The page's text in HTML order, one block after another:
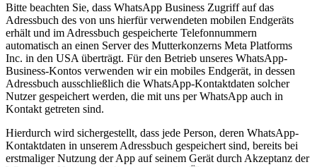
Bitte beachten Sie, dass WhatsApp Business Zugriff auf das
Adressbuch des von uns hierfür verwendeten mobilen Endgeräts
erhält und im Adressbuch gespeicherte Telefonnummern
automatisch an einen Server des Mutterkonzerns Meta Platforms
Inc. in den USA überträgt. Für den Betrieb unseres WhatsApp-
Business-Kontos verwenden wir ein mobiles Endgerät, in dessen
Adressbuch ausschließlich die WhatsApp-Kontaktdaten solcher
Nutzer gespeichert werden, die mit uns per WhatsApp auch in
Kontakt getreten sind.
Hierdurch wird sichergestellt, dass jede Person, deren WhatsApp-
Kontaktdaten in unserem Adressbuch gespeichert sind, bereits bei
erstmaliger Nutzung der App auf seinem Gerät durch Akzeptanz der